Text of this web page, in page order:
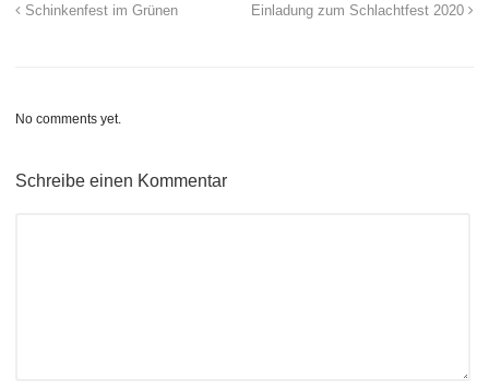
Schinkenfest im Grünen Einladung zum Schlachtfest 2020
No comments yet.
Schreibe einen Kommentar